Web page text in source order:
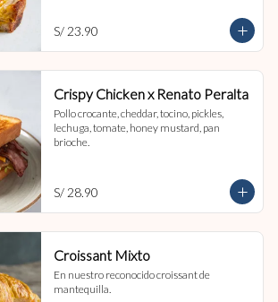
S/ 23.90
Crispy Chicken x Renato Peralta
Pollo crocante, cheddar, tocino, pickles,
lechuga, tomate, honey mustard, pan
brioche.
S/ 28.90
Croissant Mixto
En nuestro reconocido croissant de
mantequilla.